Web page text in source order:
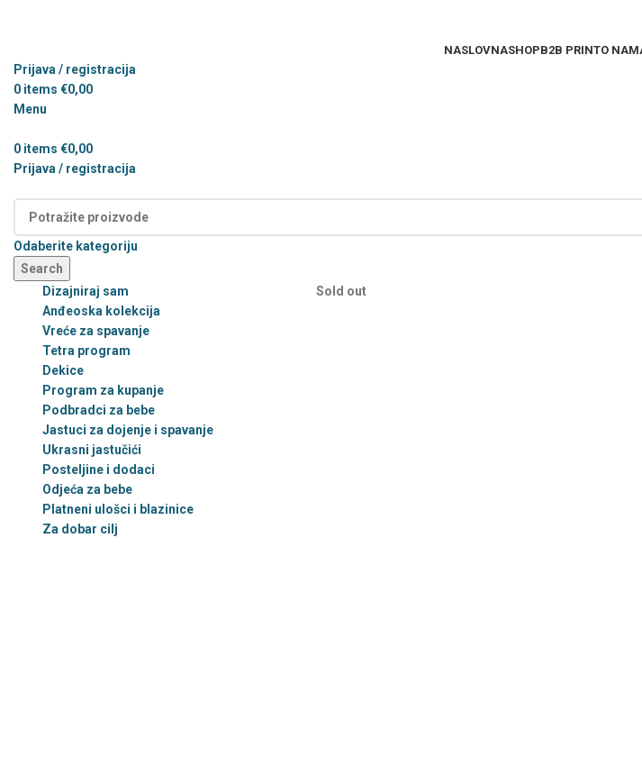
NASLOVNASHOPB2B PRINTO
Prijava / registracija
0 items €0,00
Menu
0 items €0,00
Prijava / registracija
Odaberite kategoriju
Search
Sold out
Dizajniraj sam
Anđeoska kolekcija
Vreće za spavanje
Tetra program
Dekice
Program za kupanje
Podbradci za bebe
Jastuci za dojenje i spavanje
Ukrasni jastučići
Posteljine i dodaci
Odjeća za bebe
Platneni ulošci i blazinice
Za dobar cilj